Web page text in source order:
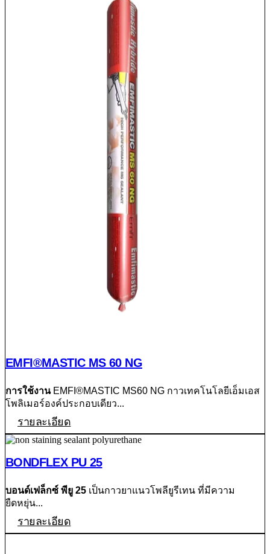
EMFI®MASTIC MS 60 NG
การใช้งานEMFI®MASTIC MS60 NG กาวเทคโนโลยีเอ็มเอส
โพลิเมอร์องค์ประกอบเดียว...
รายละเอียด
BONDFLEX PU 25
บอนด์เฟล็กซ์ พียู 25 เป็นกาวยาแนวโพลียูรีเทน ที่มีความ
ยืดหยุ่น...
รายละเอียด